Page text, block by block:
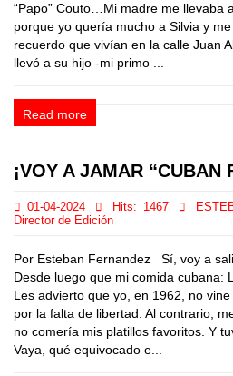
“Papo” Couto…Mi madre me llevaba
porque yo quería mucho a Silvia y
recuerdo que vivían en la calle Juan
llevó a su hijo -mi primo ...
Read more
¡VOY A JAMAR “CUBAN
01-04-2024 Hits: 1467
Director de Edición
Por Esteban Fernandez Sí, voy a
Desde luego que mi comida cubana:
Les advierto que yo, en 1962, no
por la falta de libertad. Al contrario,
no comería mis platillos favoritos. Y
Vaya, qué equivocado e...